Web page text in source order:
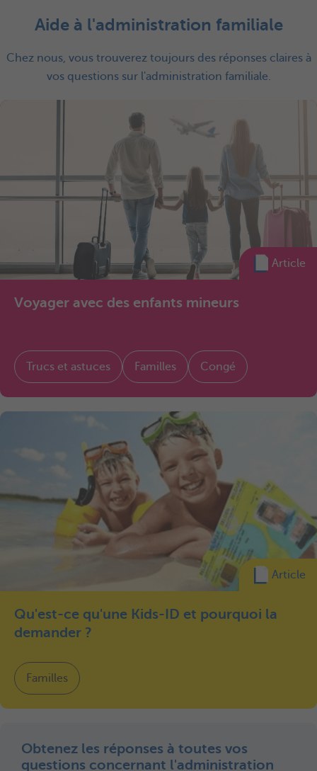
Aide à l'administration familiale
Chez nous, vous trouverez toujours des réponses claires à
vos questions sur l'administration familiale.
Article
Voyager avec des enfants mineurs
Trucs et astuces Familles Congé
Article
Qu'est-ce qu'une Kids-ID et pourquoi la
demander ?
Familles
Obtenez les réponses à toutes vos
questions concernant l'administration